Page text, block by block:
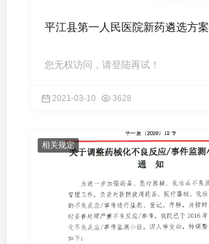
平江县第一人民医院新药遴选方案
您无权访问，请登陆再试！
2021-03-10 3628
相关规定